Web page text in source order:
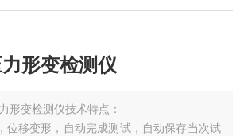
形变检测仪
形变检测仪技术特点：
位移变形，自动完成测试，自动保存当次试